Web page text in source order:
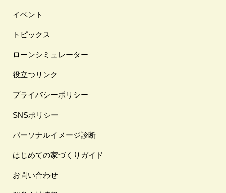
イベント
トピックス
ローンシミュレーター
役立つリンク
プライバシーポリシー
SNSポリシー
パーソナルイメージ診断
はじめての家づくりガイド
お問い合わせ